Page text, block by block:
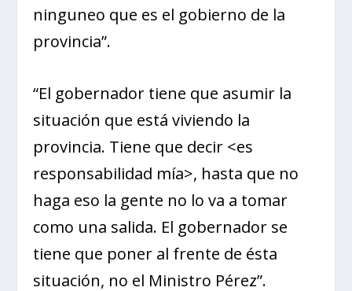
ninguneo que es el gobierno de la
provincia”.
“El gobernador tiene que asumir la
situación que está viviendo la
provincia. Tiene que decir <es
responsabilidad mía>, hasta que no
haga eso la gente no lo va a tomar
como una salida. El gobernador se
tiene que poner al frente de ésta
situación, no el Ministro Pérez”.